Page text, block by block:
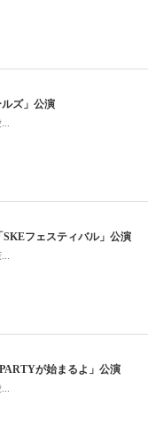
ズ」公演
SKEフェスティバル」公演
が始まるよ」公演